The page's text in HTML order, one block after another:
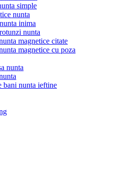
simple
nunta
inima
nunta
magnetice citate
magnetice cu poza
nunta
bani nunta ieftine